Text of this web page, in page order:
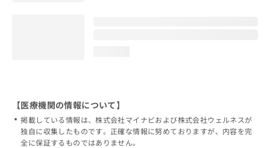
【医療機関の情報について】
掲載している情報は、株式会社マイナビおよび株式会社ウェルネスが
独自に収集したものです。正確な情報に努めておりますが、内容を完
全に保証するものではありません。